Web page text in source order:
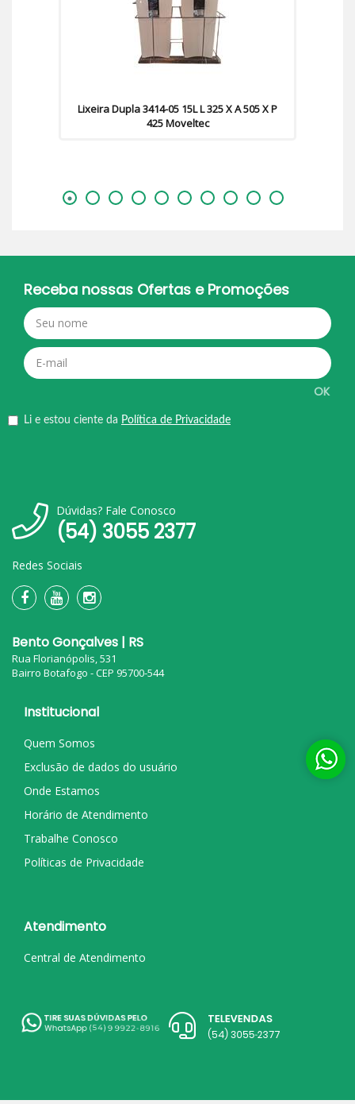
Lixeira Dupla 3414-05 15L L 325 X A 505 X P
425 Moveltec
Receba nossas Ofertas e Promoções
OK
Li e estou ciente da Política de Privacidade
Dúvidas? Fale Conosco
(54) 3055 2377
Redes Sociais
Bento Gonçalves | RS
Rua Florianópolis, 531
Bairro Botafogo - CEP 95700-544
Institucional
Quem Somos
Exclusão de dados do usuário
Onde Estamos
Horário de Atendimento
Trabalhe Conosco
Políticas de Privacidade
Atendimento
Central de Atendimento